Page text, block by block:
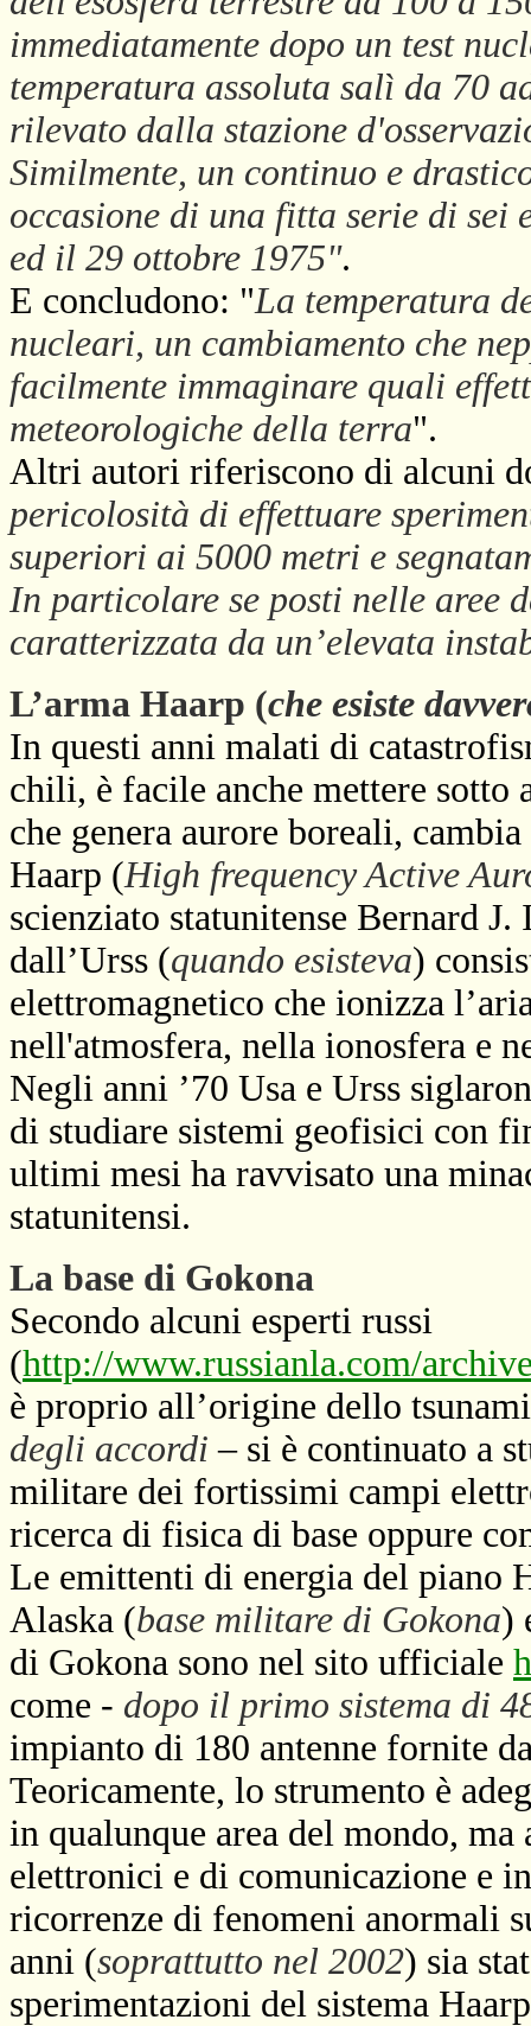
immediatamente dopo un test
temperatura assoluta salì da 70
rilevato dalla stazione
Similmente, un continuo e
occasione di una fitta serie di sei
ed il 29 ottobre 1975".
E concludono: "La temperatura
nucleari, un cambiamento che
facilmente immaginare quali
meteorologiche della terra".
Altri autori riferiscono di alcuni
pericolosità di effettuare
superiori ai 5000 metri e
In particolare se posti nelle aree
caratterizzata da un’elevata
L’arma Haarp (che esiste
In questi anni malati di
chili, è facile anche mettere sotto
che genera aurore boreali,
Haarp (High frequency Active
scienziato statunitense Bernard
dall’Urss (quando esisteva)
elettromagnetico che ionizza
nell'atmosfera, nella ionosfera e
Negli anni ’70 Usa e Urss
di studiare sistemi geofisici con
ultimi mesi ha ravvisato una
statunitensi.
La base di Gokona
Secondo alcuni esperti russi
(http://www.russianla.com/
è proprio all’origine dello
degli accordi– si è continuato a
militare dei fortissimi campi
ricerca di fisica di base oppure
Le emittenti di energia del piano
Alaska (base militare di Gokona)
di Gokona sono nel sito ufficiale
come - dopo il primo sistema di
impianto di 180 antenne fornite
Teoricamente, lo strumento è
in qualunque area del mondo,
elettronici e di comunicazione e
ricorrenze di fenomeni anormali
anni (soprattutto nel 2002) sia
sperimentazioni del sistema